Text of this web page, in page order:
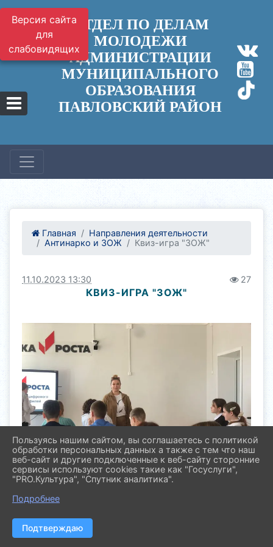
Версия сайта
для
слабовидящих
ОТДЕЛ ПО ДЕЛАМ
МОЛОДЕЖИ
АДМИНИСТРАЦИИ
МУНИЦИПАЛЬНОГО
ОБРАЗОВАНИЯ
ПАВЛОВСКИЙ РАЙОН
Главная
Направления деятельности
Антинарко и ЗОЖ
Квиз-игра "ЗОЖ"
11.10.2023 13:30 27
КВИЗ-ИГРА "ЗОЖ"
Пользуясь нашим сайтом, вы соглашаетесь с политикой
обработки персональных данных а также с тем что наш
веб-сайт и другие подключенные к веб-сайту сторонние
сервисы используют cookies такие как "Госуслуги",
"PRO.Культура", "Спутник аналитика".
Подробнее
Подтверждаю